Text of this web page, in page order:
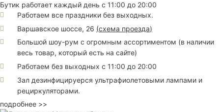
Бутик работает каждый день с 11:00 до 20:00
Работаем все праздники без выходных.
Варшавское шоссе, 26 (схема проезда)
Большой шоу-рум с огромным ассортиментом (в наличии
весь товар, который есть на сайте)
Работаем без выходных с 11:00 до 20:00
Зал дезинфицируерся ультрафиолетовыми лампами и
рециркуляторами.
подробнее >>